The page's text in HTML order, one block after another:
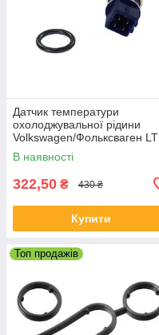
Датчик температури
охолоджувальної рідини
Volkswagen/Фольксваген LT
28-35
В наявності
322,50 ₴ 430 ₴
Купити
Топ продажів